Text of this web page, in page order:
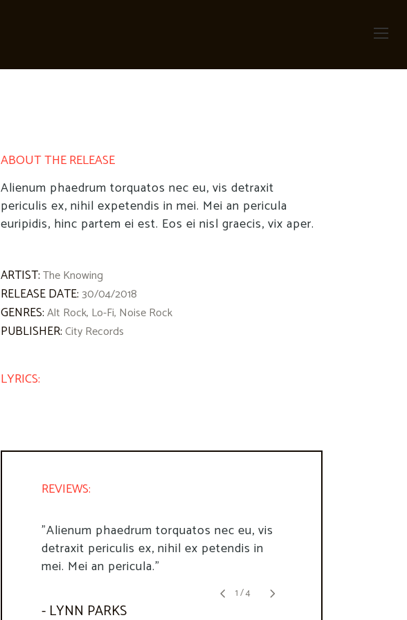
ABOUT THE RELEASE
Alienum phaedrum torquatos nec eu, vis detraxit
periculis ex, nihil expetendis in mei. Mei an pericula
euripidis, hinc partem ei est. Eos ei nisl graecis, vix aper.
ARTIST:The Knowing
RELEASE DATE:30/04/2018
GENRES:Alt Rock, Lo-Fi, Noise Rock
PUBLISHER:City Records
LYRICS:
REVIEWS:
"Lorem ipsum dolor sit amet, consec tetur
adipiscing elit, sed doeiusmod tempor
incididunt ut labore."
- DIANNE WEBB
"Alienum phaedrum torquatos nec eu, vis
detraxit periculis ex, nihil ex petendis in
mei. Mei an pericula."
- LYNN PARKS
1/4